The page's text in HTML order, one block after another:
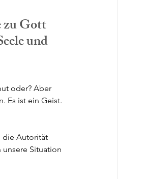
zu Gott
und
oder? Aber
Es ist ein Geist.
die Autorität
Situation